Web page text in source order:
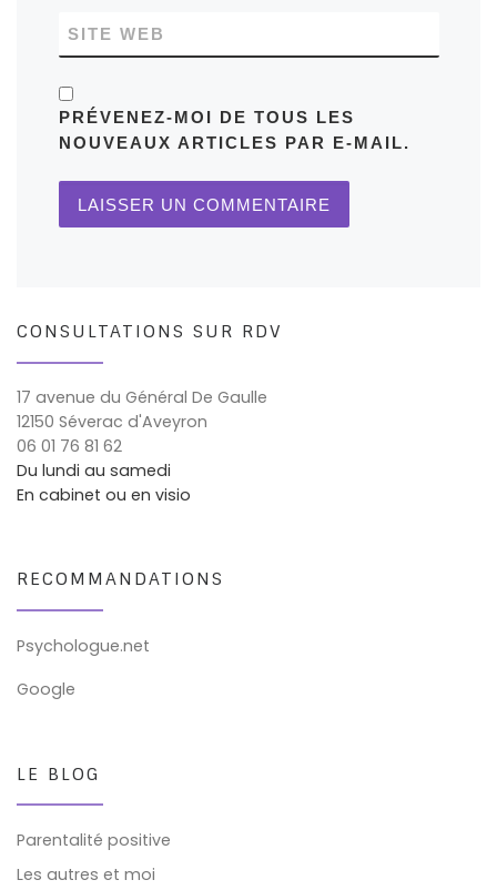
SITE WEB
PRÉVENEZ-MOI DE TOUS LES
NOUVEAUX ARTICLES PAR E-MAIL.
CONSULTATIONS SUR RDV
17 avenue du Général De Gaulle
12150 Séverac d'Aveyron
06 01 76 81 62
Du lundi au samedi
En cabinet ou en visio
RECOMMANDATIONS
Psychologue.net
Google
LE BLOG
Parentalité positive
Les autres et moi